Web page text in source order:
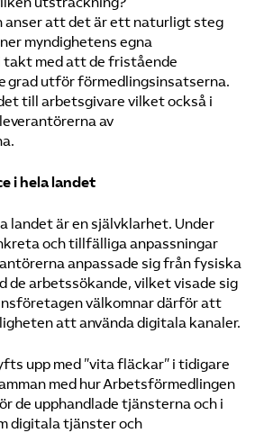
anser att det är ett naturligt steg
myndighetens egna
med att de fristående
grad utför förmedlingsinsatserna.
till arbetsgivare vilket också i
av
i hela landet
landet är en självklarhet. Under
och tillfälliga anpassningar
anpassade sig från fysiska
de arbetssökande, vilket visade sig
välkomnar därför att
att använda digitala kanaler.
upp med ”vita fläckar” i tidigare
med hur Arbetsförmedlingen
de upphandlade tjänsterna och i
digitala tjänster och